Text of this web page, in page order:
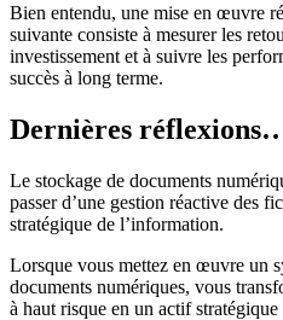
Bien entendu, une mise en œuvre
suivante consiste à mesurer les
investissement et à suivre les
succès à long terme.
Dernières
Le stockage de documents
passer d’une gestion réactive des
stratégique de l’information.
Lorsque vous mettez en œuvre un
documents numériques, vous
à haut risque en un actif stratégique